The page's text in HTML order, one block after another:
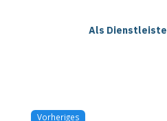
Als
Vorheriges